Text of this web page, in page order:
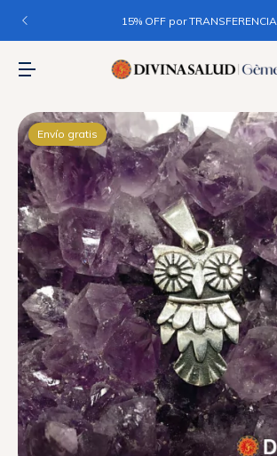
15% OFF por TRANSFERENCIA
Envío gratis